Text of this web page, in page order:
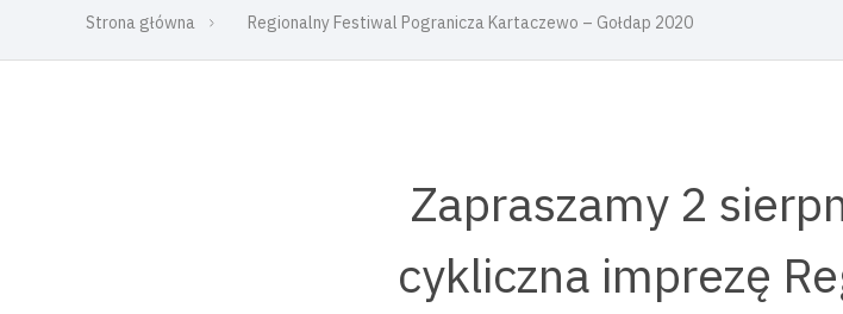
Strona główna Regionalny Festiwal Pogranicza Kartaczewo – Gołdap 2020
Zapraszamy 2
cykliczna imprezę